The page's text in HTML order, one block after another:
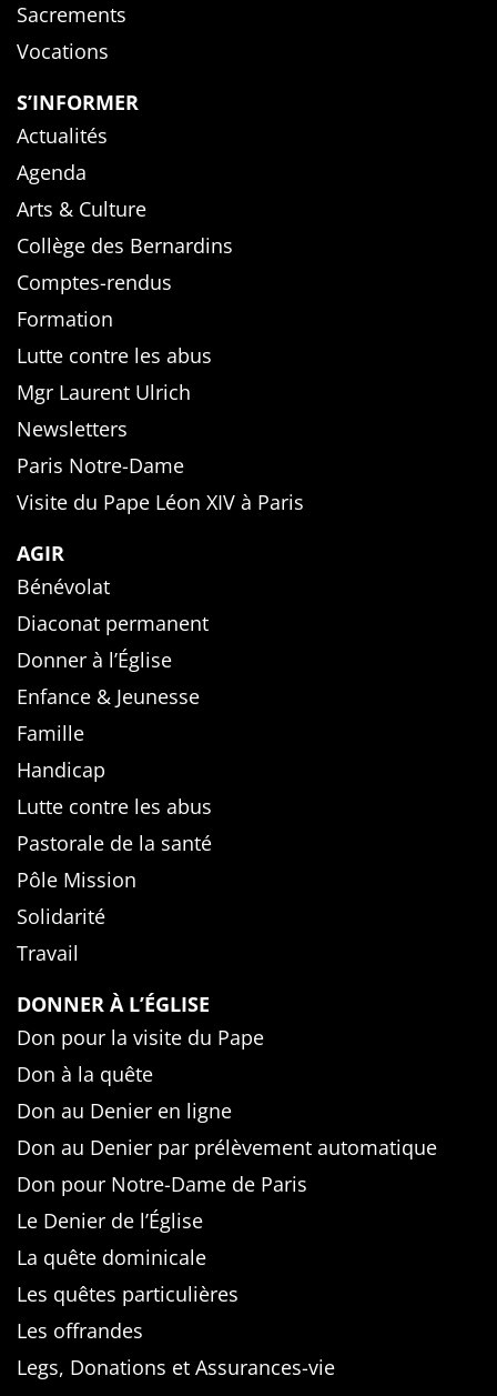
Sacrements
Vocations
S’INFORMER
Actualités
Agenda
Arts & Culture
Collège des Bernardins
Comptes-rendus
Formation
Lutte contre les abus
Mgr Laurent Ulrich
Newsletters
Paris Notre-Dame
Visite du Pape Léon XIV à Paris
AGIR
Bénévolat
Diaconat permanent
Donner à l’Église
Enfance & Jeunesse
Famille
Handicap
Lutte contre les abus
Pastorale de la santé
Pôle Mission
Solidarité
Travail
DONNER À L’ÉGLISE
Don pour la visite du Pape
Don à la quête
Don au Denier en ligne
Don au Denier par prélèvement automatique
Don pour Notre-Dame de Paris
Le Denier de l’Église
La quête dominicale
Les quêtes particulières
Les offrandes
Legs, Donations et Assurances-vie